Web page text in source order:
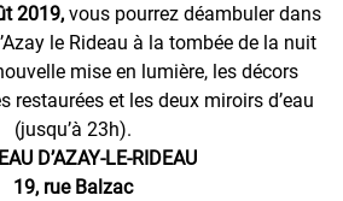
2019, vous pourrez déambuler dans
le Rideau à la tombée de la nuit
mise en lumière, les décors
restaurées et les deux miroirs d’eau
(jusqu’à 23h).
D’AZAY-LE-RIDEAU
19, rue Balzac